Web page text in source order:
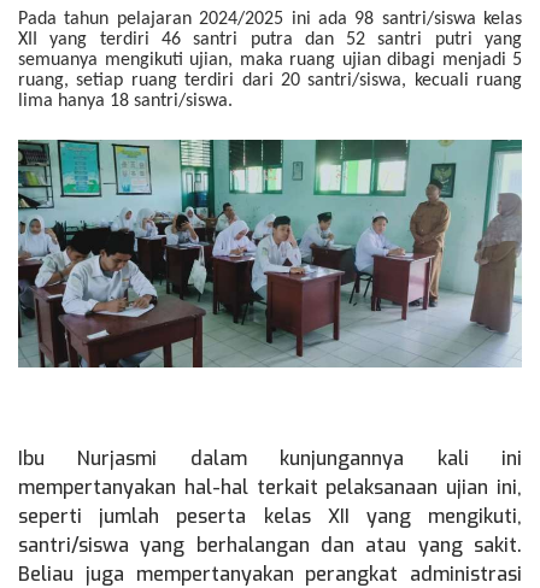
Pada tahun pelajaran 2024/2025 ini ada 98 santri/siswa kelas
XII yang terdiri 46 santri putra dan 52 santri putri yang
semuanya mengikuti ujian, maka ruang ujian dibagi menjadi 5
ruang, setiap ruang terdiri dari 20 santri/siswa, kecuali ruang
lima hanya 18 santri/siswa.
Ibu Nurjasmi dalam kunjungannya kali ini
mempertanyakan hal-hal terkait pelaksanaan ujian ini,
seperti jumlah peserta kelas XII yang mengikuti,
santri/siswa yang berhalangan dan atau yang sakit.
Beliau juga mempertanyakan perangkat administrasi